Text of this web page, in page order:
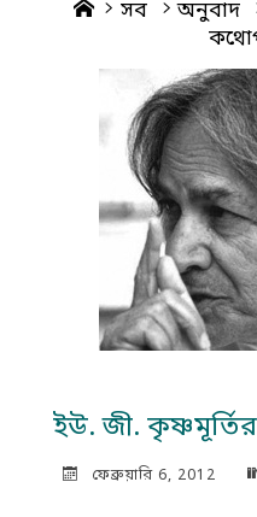
Home
সব অনুবাদ
ইউ. জী.
ফেব্রুয়ারি 6, 2012